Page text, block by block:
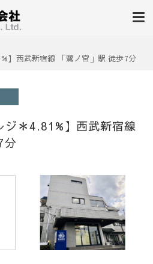
会社
】西武新宿線 「鷺ノ宮」駅 徒歩7分
ジ＊4.81%】西武新宿線
分